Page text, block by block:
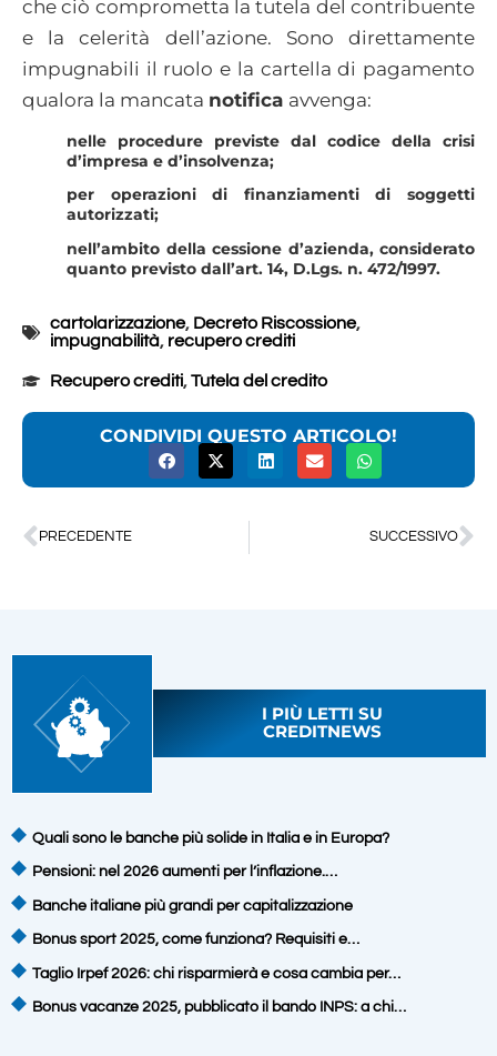
che ciò comprometta la tutela del contribuente
e la celerità dell’azione. Sono direttamente
impugnabili il ruolo e la cartella di pagamento
qualora la mancata notifica avvenga:
nelle procedure previste dal codice della crisi
d’impresa e d’insolvenza;
per operazioni di finanziamenti di soggetti
autorizzati;
nell’ambito della cessione d’azienda, considerato
quanto previsto dall’art. 14, D.Lgs. n. 472/1997.
cartolarizzazione, Decreto Riscossione,
impugnabilità, recupero crediti
Recupero crediti,Tutela del credito
CONDIVIDI QUESTO ARTICOLO!
PRECEDENTE SUCCESSIVO
I PIÙ LETTI SU
CREDITNEWS
Quali sono le banche più solide in Italia e in Europa?
Pensioni: nel 2026 aumenti per l’inflazione.…
Banche italiane più grandi per capitalizzazione
Bonus sport 2025, come funziona? Requisiti e…
Taglio Irpef 2026: chi risparmierà e cosa cambia per…
Bonus vacanze 2025, pubblicato il bando INPS: a chi…